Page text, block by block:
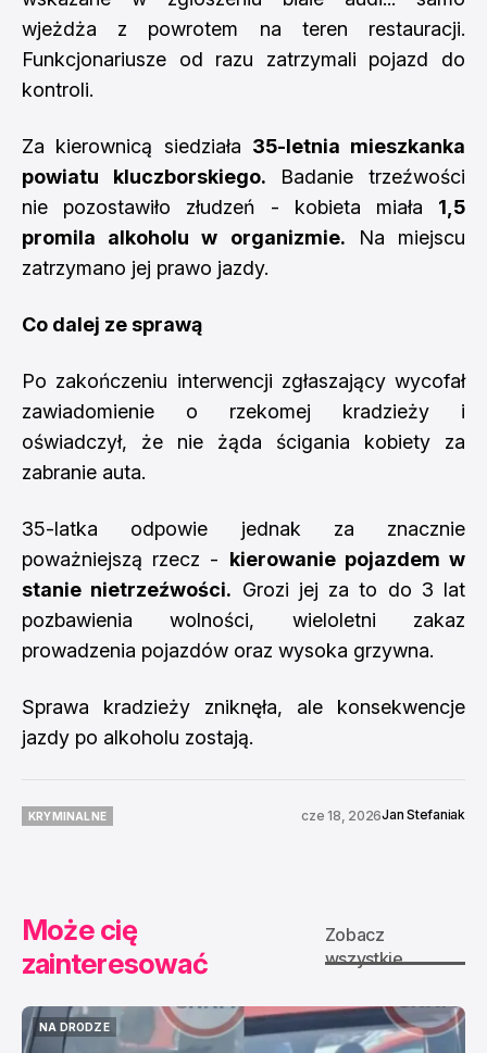
wjeżdża z powrotem na teren restauracji.
Funkcjonariusze od razu zatrzymali pojazd do
kontroli.
Za kierownicą siedziała 35-letnia mieszkanka
powiatu kluczborskiego. Badanie trzeźwości
nie pozostawiło złudzeń - kobieta miała 1,5
promila alkoholu w organizmie. Na miejscu
zatrzymano jej prawo jazdy.
Co dalej ze sprawą
Po zakończeniu interwencji zgłaszający wycofał
zawiadomienie o rzekomej kradzieży i
oświadczył, że nie żąda ścigania kobiety za
zabranie auta.
35-latka odpowie jednak za znacznie
poważniejszą rzecz - kierowanie pojazdem w
stanie nietrzeźwości. Grozi jej za to do 3 lat
pozbawienia wolności, wieloletni zakaz
prowadzenia pojazdów oraz wysoka grzywna.
Sprawa kradzieży zniknęła, ale konsekwencje
jazdy po alkoholu zostają.
KRYMINALNE
cze 18, 2026Jan Stefaniak
Może cię
zainteresować
Zobacz
wszystkie
NA DRODZE
NA DRODZE